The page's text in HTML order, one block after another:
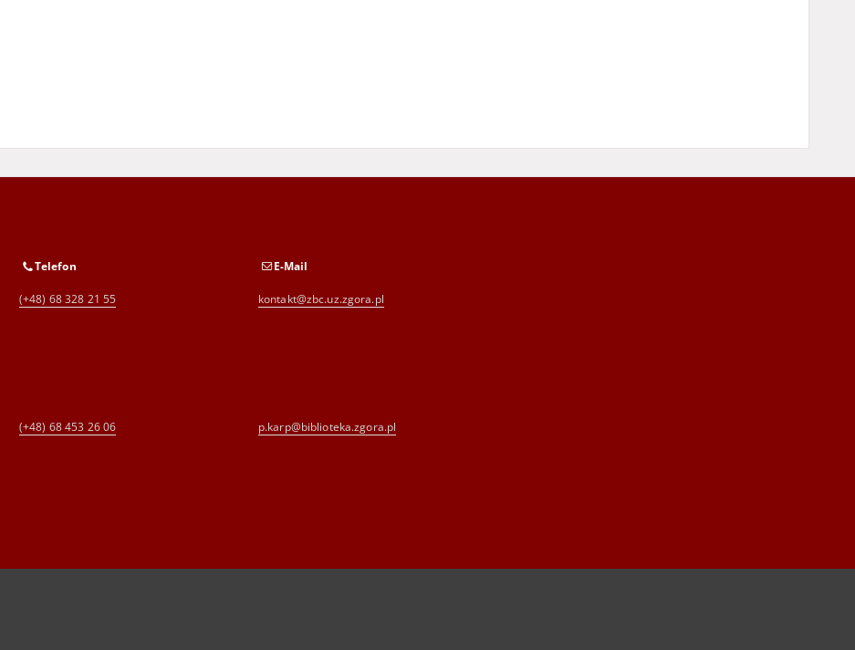
Telefon
(+48) 68 328 21 55
E-Mail
kontakt@zbc.uz.zgora.pl
(+48) 68 453 26 06 p.karp@biblioteka.zgora.pl